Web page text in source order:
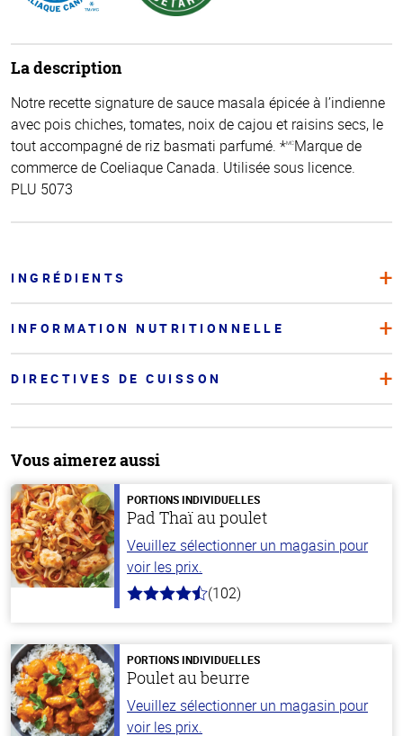
La description
Notre recette signature de sauce masala épicée à l’indienne
avec pois chiches, tomates, noix de cajou et raisins secs, le
tout accompagné de riz basmati parfumé. *MCMarque de
commerce de Coeliaque Canada. Utilisée sous licence.
PLU 5073
INGRÉDIENTS
INFORMATION NUTRITIONNELLE
DIRECTIVES DE CUISSON
Vous aimerez aussi
PORTIONS INDIVIDUELLES
Pad Thaï au poulet
Veuillez sélectionner un magasin pour
voir les prix.
4.3
stars
(102)
PORTIONS INDIVIDUELLES
Poulet au beurre
Veuillez sélectionner un magasin pour
voir les prix.